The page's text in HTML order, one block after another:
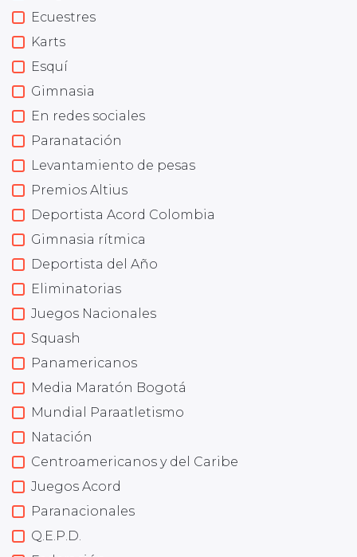
Ecuestres
Karts
Esquí
Gimnasia
En redes sociales
Paranatación
Levantamiento de pesas
Premios Altius
Deportista Acord Colombia
Gimnasia rítmica
Deportista del Año
Eliminatorias
Juegos Nacionales
Squash
Panamericanos
Media Maratón Bogotá
Mundial Paraatletismo
Natación
Centroamericanos y del Caribe
Juegos Acord
Paranacionales
Q.E.P.D.